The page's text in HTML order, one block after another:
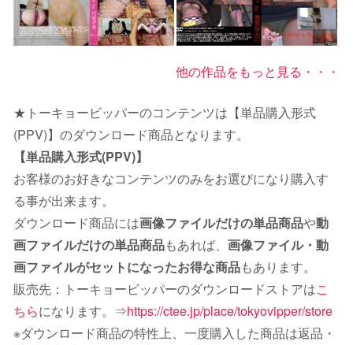
2022-02-26
他の作品をもっと見る・・・
★トーキョービッパーのコンテンツは【単品購入形式
(PPV)】のダウンロード商品となります。
【単品購入形式(PPV)】
お客様のお好きなコンテンツのみをお選びになり購入す
る事が出来ます。
ダウンロード商品には画像ファイルだけの単品商品や動
画ファイルだけの単品商品もあれば、 画像ファイル・動
画ファイルがセットになったお得な商品もあります。
販売先：トーキョービッパーのダウンロードストアはこ
ちらになります。⇒https://ctee.jp/place/tokyovipper/store
※ダウンロード商品の特性上、一度購入した商品は返品・